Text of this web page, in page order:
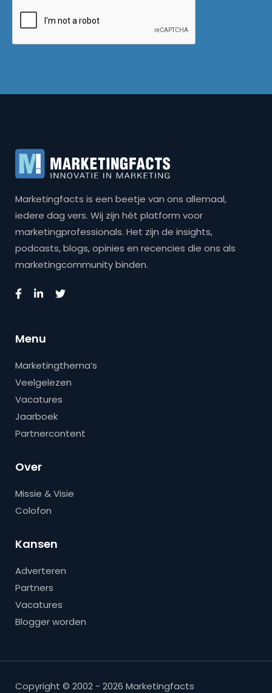
Marketingfacts is een beetje van ons allemaal,
iedere dag vers. Wij zijn hét platform voor
marketingprofessionals. Het zijn de insights,
podcasts, blogs, opinies en recencies die ons als
marketingcommunity binden.
Menu
Marketingthema’s
Veelgelezen
Vacatures
Jaarboek
Partnercontent
Over
Missie & Visie
Colofon
Kansen
Adverteren
Partners
Vacatures
Blogger worden
Copyright © 2002 - 2026 Marketingfacts